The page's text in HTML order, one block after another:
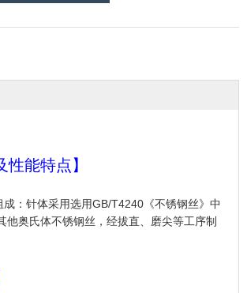
性能特点】
：针体采用选用GB/T4240《不锈钢丝》中
他奥氏体不锈钢丝，经拔直、磨尖等工序制